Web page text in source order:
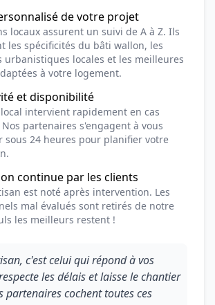
de votre projet
locaux assurent un suivi de A à Z. Ils
les spécificités du bâti wallon, les
urbanistiques locales et les meilleures
à votre logement.
et disponibilité
intervient rapidement en cas
partenaires s'engagent à vous
sous 24 heures pour planifier votre
continue par les clients
est noté après intervention. Les
mal évalués sont retirés de notre
les meilleurs restent !
c'est celui qui répond à vos
les délais et laisse le chantier
partenaires cochent toutes ces